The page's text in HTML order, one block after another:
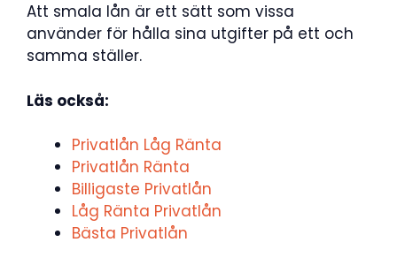
Att smala lån är ett sätt som vissa
använder för hålla sina utgifter på ett och
samma ställer.
Läs också:
Privatlån Låg Ränta
Privatlån Ränta
Billigaste Privatlån
Låg Ränta Privatlån
Bästa Privatlån